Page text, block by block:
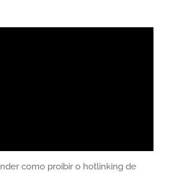
como proibir o hotlinking de